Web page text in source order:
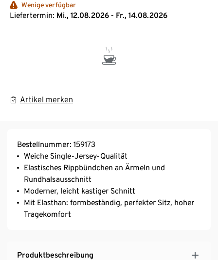
Wenige verfügbar
Liefertermin: Mi., 12.08.2026 - Fr., 14.08.2026
Artikel merken
Bestellnummer: 159173
Weiche Single-Jersey-Qualität
Elastisches Rippbündchen an Ärmeln und
Rundhalsausschnitt
Moderner, leicht kastiger Schnitt
Mit Elasthan: formbeständig, perfekter Sitz, hoher
Tragekomfort
Produktbeschreibung